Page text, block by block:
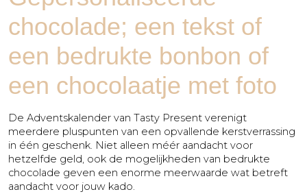
chocolade; een tekst of
een bedrukte bonbon of
een chocolaatje met foto
De Adventskalender van Tasty Present verenigt
meerdere pluspunten van een opvallende kerstverrassing
in één geschenk. Niet alleen méér aandacht voor
hetzelfde geld, ook de mogelijkheden van bedrukte
chocolade geven een enorme meerwaarde wat betreft
aandacht voor jouw kado.